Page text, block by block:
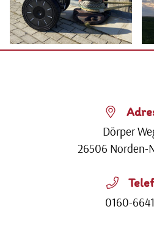
Dörper
26506 Norden-
0160-